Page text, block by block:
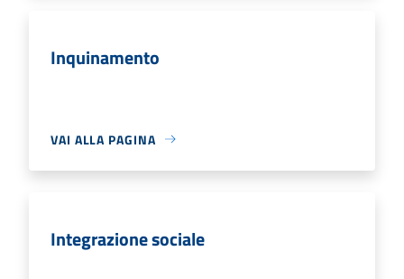
Inquinamento
VAI ALLA PAGINA
Integrazione sociale